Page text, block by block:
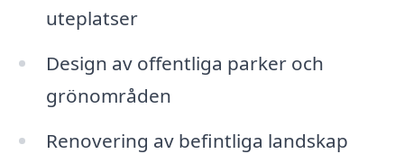
uteplatser
Design av offentliga parker och
grönområden
Renovering av befintliga landskap